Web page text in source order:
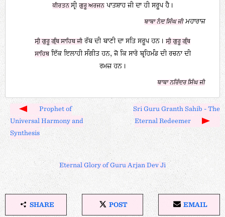
ਕੀਰਤਨ ਸ੍ਰੀ ਗੁਰੂ ਅਰਜਨਪਾਤਸ਼ਾਹ ਜੀ ਦਾ ਹੀ ਸਰੂਪ ਹੈ।
ਬਾਬਾ ਨੰਦ ਸਿੰਘ ਜੀਮਹਾਰਾਜ
ਸ੍ਰੀ ਗੁਰੂ ਗ੍ਰੰਥ ਸਾਹਿਬ ਜੀ ਰੱਬ ਦੀ ਬਾਣੀ ਦਾ ਸਤਿ ਸਰੂਪ ਹਨ। ਸ੍ਰੀ ਗੁਰੂ ਗ੍ਰੰਥ
ਸਾਹਿਬਇੱਕ ਇਲਾਹੀ ਸੰਗੀਤ ਹਨ, ਜੋ ਕਿ ਸਾਰੇ ਬ੍ਰਹਿਮੰਡ ਦੀ ਰਚਨਾ ਦੀ
ਰਮਜ਼ ਹਨ।
ਬਾਬਾ ਨਰਿੰਦਰ ਸਿੰਘ ਜੀ
Prophet of
Universal Harmony and
Synthesis
Sri Guru Granth Sahib - The
Eternal Redeemer
Eternal Glory of Guru Arjan Dev Ji
SHARE
POST
EMAIL